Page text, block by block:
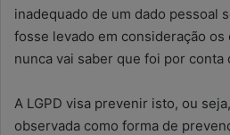
inadequado de um dado pessoal
fosse levado em consideração os
nunca vai saber que foi por conta
A LGPD visa prevenir isto, ou
observada como forma de